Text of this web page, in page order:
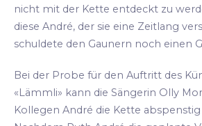
nicht mit der Kette entdeckt zu
diese André, der sie eine Zeitlang
schuldete den Gaunern noch einen
Bei der Probe für den Auftritt des
«Lämmli» kann die Sängerin Olly
Kollegen André die Kette